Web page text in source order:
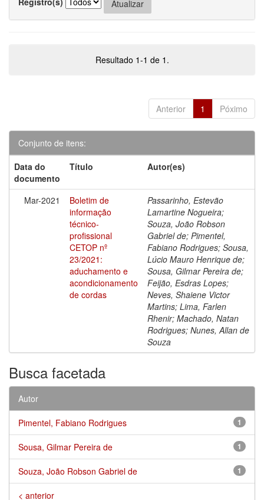
Resultado 1-1 de 1.
Anterior 1 Póximo
Conjunto de itens:
Data do
documento
Título Autor(es)
Mar-2021
Boletim de
informação
técnico-
profissional
CETOP nº
23/2021:
aduchamento e
acondicionamento
de cordas
Passarinho, Estevão
Lamartine Nogueira;
Souza, João Robson
Gabriel de; Pimentel,
Fabiano Rodrigues; Sousa,
Lúcio Mauro Henrique de;
Sousa, Gilmar Pereira de;
Feijão, Esdras Lopes;
Neves, Shaiene Victor
Martins; Lima, Farlen
Rhenir; Machado, Natan
Rodrigues; Nunes, Allan de
Souza
Busca facetada
Autor
1
Pimentel, Fabiano Rodrigues
1
Sousa, Gilmar Pereira de
1
Souza, João Robson Gabriel de
< anterior